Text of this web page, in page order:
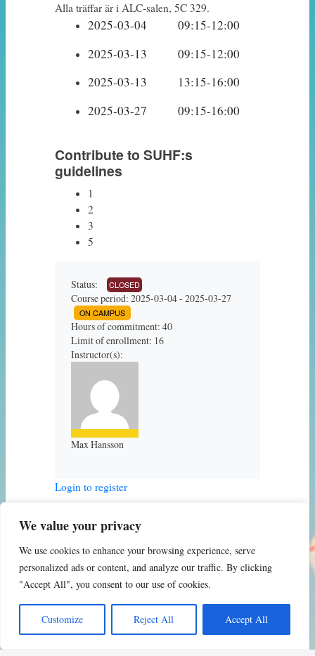
We value your privacy
We use cookies to enhance your browsing experience, serve
personalized ads or content, and analyze our traffic. By clicking
"Accept All", you consent to our use of cookies.
Customize Reject All Accept All
Alla träffar är i ALC-salen, 5C 329.
Contribute to SUHF:s
guidelines
1
2
3
5
Status: CLOSED
Course period: 2025-03-04 - 2025-03-27
ON CAMPUS
Hours of commitment: 40
Limit of enrollment: 16
Instructor(s):
Max Hansson
Login to register